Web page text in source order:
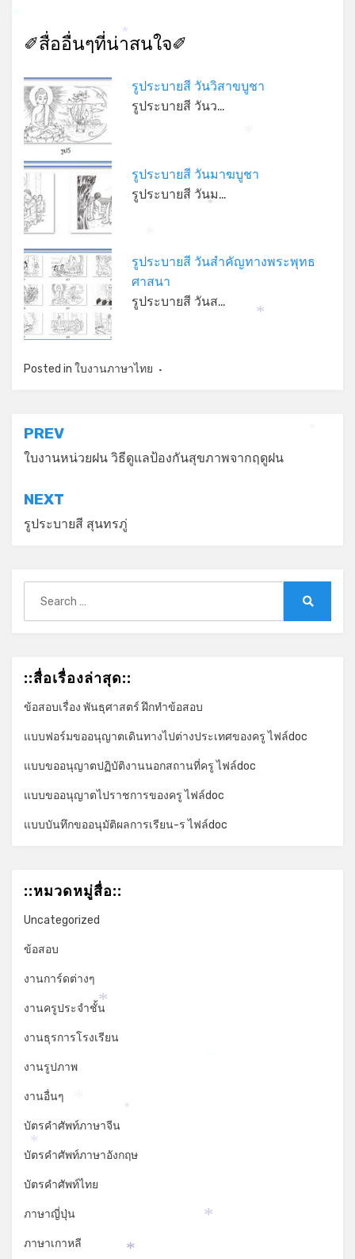
✐สื่ออื่นๆที่น่าสนใจ✐
รูประบายสี วันวิสาขบูชา
รูประบายสี วันว…
รูประบายสี วันมาฆบูชา
รูประบายสี วันม…
รูประบายสี วันสำคัญทางพระพุทธ
ศาสนา
รูประบายสี วันส…
Posted in ใบงานภาษาไทย
แนะแนว
เรื่อง
PREV
ใบงานหน่วยฝน วิธีดูแลป้องกันสุขภาพจากฤดูฝน
NEXT
รูประบายสี สุนทรภู่
for:
::สื่อเรื่องล่าสุด::
ข้อสอบเรื่อง พันธุศาสตร์ ฝึกทำข้อสอบ
แบบฟอร์มขออนุญาตเดินทางไปต่างประเทศของครู ไฟล์doc
แบบขออนุญาตปฏิบัติงานนอกสถานที่ครู ไฟล์doc
แบบขออนุญาตไปราชการของครู ไฟล์doc
แบบบันทึกขออนุมัติผลการเรียน-ร ไฟล์doc
::หมวดหมู่สื่อ::
Uncategorized
ข้อสอบ
งานการ์ดต่างๆ
งานครูประจำชั้น
งานธุรการโรงเรียน
งานรูปภาพ
งานอื่นๆ
บัตรคำศัพท์ภาษาจีน
บัตรคำศัพท์ภาษาอังกฤษ
บัตรคำศัพท์ไทย
ภาษาญี่ปุ่น
ภาษาเกาหลี
*
*
*